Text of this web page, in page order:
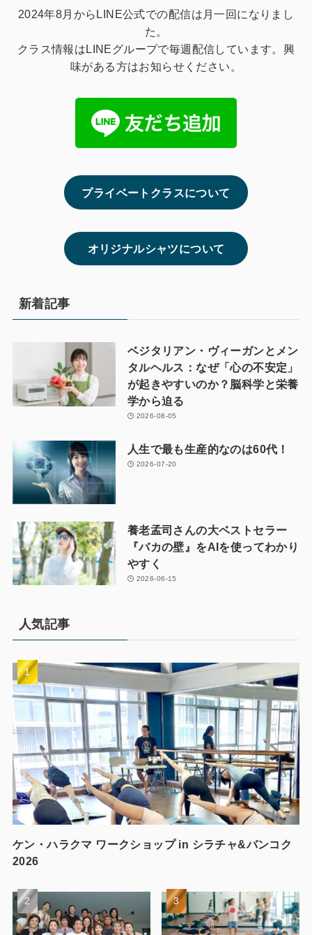
2024年8月からLINE公式での配信は月一回になりまし
た。
クラス情報はLINEグループで毎週配信しています。興
味がある方はお知らせください。
プライベートクラスについて
オリジナルシャツについて
新着記事
ベジタリアン・ヴィーガンとメン
タルヘルス：なぜ「心の不安定」
が起きやすいのか？脳科学と栄養
学から迫る
2026-08-05
人生で最も生産的なのは60代！
2026-07-20
養老孟司さんの大ベストセラー
『バカの壁』をAIを使ってわかり
やすく
2026-06-15
人気記事
ケン・ハラクマ ワークショップ in シラチャ&バンコク
2026